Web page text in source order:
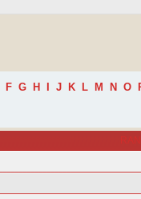
F G H J K L M N O